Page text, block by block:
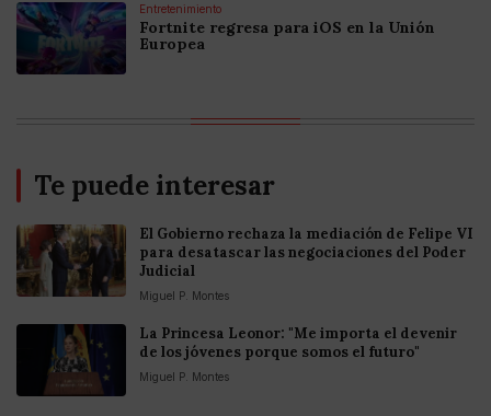
Entretenimiento
Fortnite regresa para iOS en la Unión
Europea
Te puede interesar
El Gobierno rechaza la mediación de Felipe VI
para desatascar las negociaciones del Poder
Judicial
Miguel P. Montes
La Princesa Leonor: "Me importa el devenir
de los jóvenes porque somos el futuro"
Miguel P. Montes